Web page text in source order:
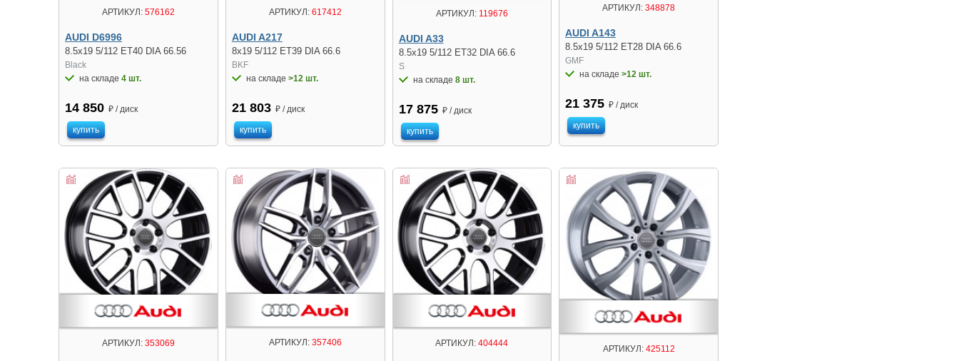
АРТИКУЛ:576162
AUDI D6996
8.5x19 5/112 ET40 DIA 66.56
Black
на складе 4 шт.
14 850 ₽ / диск
купить
АРТИКУЛ:617412
AUDI A217
8x19 5/112 ET39 DIA 66.6
BKF
на складе >12 шт.
21 803 ₽ / диск
купить
АРТИКУЛ:119676
AUDI A33
8.5x19 5/112 ET32 DIA 66.6
S
на складе 8 шт.
17 875 ₽ / диск
купить
АРТИКУЛ: 348878
AUDI A143
8.5x19 5/112 ET28 DIA 66.6
GMF
на складе>12 шт.
21 375 ₽ / диск
купить
АРТИКУЛ:353069 АРТИКУЛ:357406 АРТИКУЛ: 404444
АРТИКУЛ:425112